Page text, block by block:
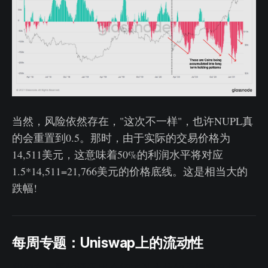
当然，风险依然存在，"这次不一样"，也许NUPL真
的会重置到0.5。那时，由于实际的交易价格为
14,511美元，这意味着50%的利润水平将对应
1.5*14,511=21,766美元的价格底线。这是相当大的
跌幅!
每周专题：Uniswap上的流动性